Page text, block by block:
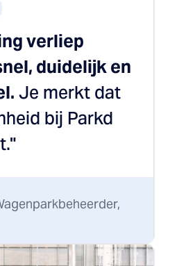
verliep
duidelijk en
Je merkt dat
bij Parkd